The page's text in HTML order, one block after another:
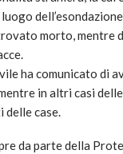
morto, mentre
ha comunicato di
in altri casi
case.
da parte della